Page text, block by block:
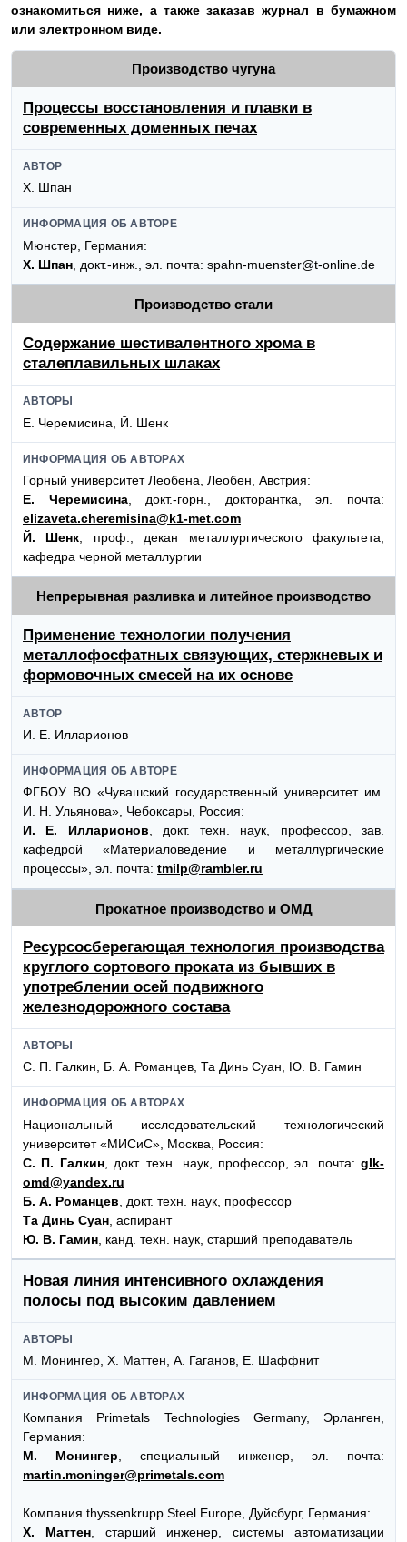
ознакомиться ниже, а также заказав журнал в бумажном
или электронном виде.
Производство чугуна
Процессы восстановления и плавки в
современных доменных печах
АВТОР
Х. Шпан
ИНФОРМАЦИЯ ОБ АВТОРЕ
Мюнстер, Германия:
Х. Шпан , докт.-инж., эл. почта: spahn-muenster@t-online.de
Производство стали
Содержание шестивалентного хрома в
сталеплавильных шлаках
АВТОРЫ
Е. Черемисина, Й. Шенк
ИНФОРМАЦИЯ ОБ АВТОРАХ
Горный университет Леобена, Леобен, Австрия:
Е. Черемисина, докт.-горн., докторантка, эл. почта:
elizaveta.cheremisina@k1-met.com
Й. Шенк , проф., декан металлургического факультета,
кафедра черной металлургии
Непрерывная разливка и литейное производство
Применение технологии получения
металлофосфатных связующих, стержневых и
формовочных смесей на их основе
АВТОР
И. Е. Илларионов
ИНФОРМАЦИЯ ОБ АВТОРЕ
ФГБОУ ВО «Чувашский государственный университет им.
И. Н. Ульянова», Чебоксары, Россия:
И. Е. Илларионов, докт. техн. наук, профессор, зав.
кафедрой «Материаловедение и металлургические
процессы», эл. почта: tmilp@rambler.ru
Прокатное производство и ОМД
Ресурсосберегающая технология производства
круглого сортового проката из бывших в
употреблении осей подвижного
железнодорожного состава
АВТОРЫ
С. П. Галкин, Б. А. Романцев, Та Динь Суан, Ю. В. Гамин
ИНФОРМАЦИЯ ОБ АВТОРАХ
Национальный исследовательский технологический
университет «МИСиС», Москва, Россия:
С. П. Галкин, докт. техн. наук, профессор, эл. почта:glk-
omd@yandex.ru
Б. А. Романцев , докт. техн. наук, профессор
Та Динь Суан , аспирант
Ю. В. Гамин , канд. техн. наук, старший преподаватель
Новая линия интенсивного охлаждения
полосы под высоким давлением
АВТОРЫ
М. Монингер, Х. Маттен, А. Гаганов, Е. Шаффнит
ИНФОРМАЦИЯ ОБ АВТОРАХ
Компания Primetals Technologies Germany, Эрланген,
Германия:
М. Монингер, специальный инженер, эл. почта:
martin.moninger@primetals.com
Компания thyssenkrupp Steel Europe, Дуйсбург, Германия:
Х. Маттен, старший инженер, системы автоматизации